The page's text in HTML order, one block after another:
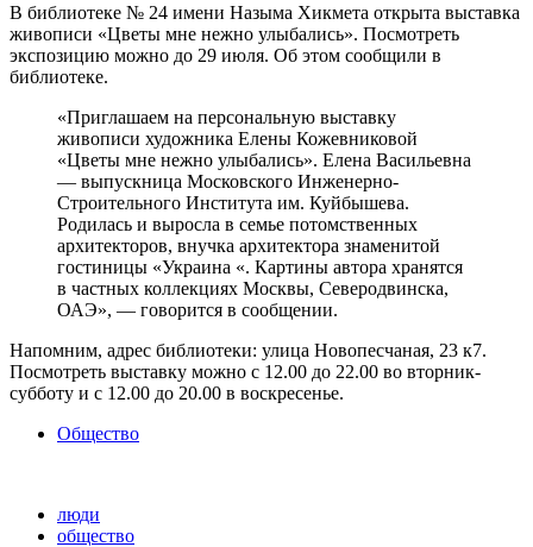
В библиотеке № 24 имени Назыма Хикмета открыта выставка
живописи «Цветы мне нежно улыбались». Посмотреть
экспозицию можно до 29 июля. Об этом сообщили в
библиотеке.
«Приглашаем на персональную выставку
живописи художника Елены Кожевниковой
«Цветы мне нежно улыбались». Елена Васильевна
— выпускница Московского Инженерно-
Строительного Института им. Куйбышева.
Родилась и выросла в семье потомственных
архитекторов, внучка архитектора знаменитой
гостиницы «Украина «. Картины автора хранятся
в частных коллекциях Москвы, Северодвинска,
ОАЭ», — говорится в сообщении.
Напомним, адрес библиотеки: улица Новопесчаная, 23 к7.
Посмотреть выставку можно с 12.00 до 22.00 во вторник-
субботу и с 12.00 до 20.00 в воскресенье.
Общество
люди
общество